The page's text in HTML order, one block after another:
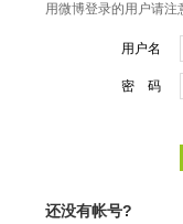
用微博登录的用户请注
用户名
密 码
还没有帐号?